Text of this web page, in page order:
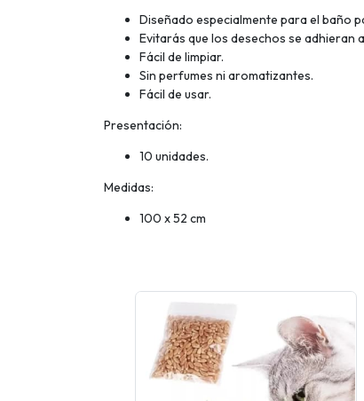
Diseñado especialmente para el baño
Evitarás que los desechos se adhieran
Fácil de limpiar.
Sin perfumes ni aromatizantes.
Fácil de usar.
Presentación:
10 unidades.
Medidas:
100 x 52 cm